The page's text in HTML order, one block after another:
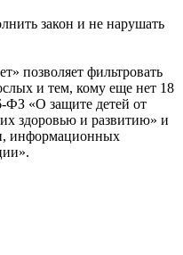
закон и не нарушать
позволяет фильтровать
и тем, кому еще нет 18
ФЗ «О защите детей от
здоровью и развитию» и
информационных